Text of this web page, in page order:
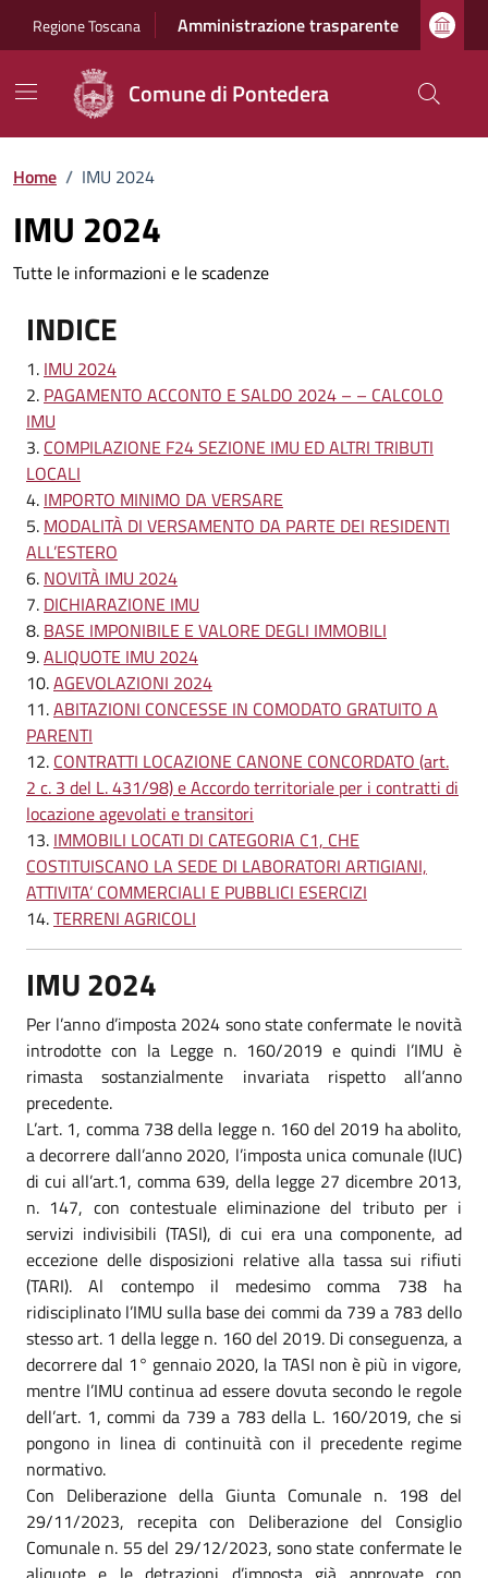
Regione Toscana Amministrazione trasparente
Comune di Pontedera
Home / IMU 2024
IMU 2024
Tutte le informazioni e le scadenze
INDICE
IMU 2024
PAGAMENTO ACCONTO E SALDO 2024 – – CALCOLO
IMU
COMPILAZIONE F24 SEZIONE IMU ED ALTRI TRIBUTI
LOCALI
IMPORTO MINIMO DA VERSARE
MODALITÀ DI VERSAMENTO DA PARTE DEI RESIDENTI
ALL’ESTERO
NOVITÀ IMU 2024
DICHIARAZIONE IMU
BASE IMPONIBILE E VALORE DEGLI IMMOBILI
ALIQUOTE IMU 2024
AGEVOLAZIONI 2024
ABITAZIONI CONCESSE IN COMODATO GRATUITO A
PARENTI
CONTRATTI LOCAZIONE CANONE CONCORDATO (art.
2 c. 3 del L. 431/98) e Accordo territoriale per i contratti di
locazione agevolati e transitori
IMMOBILI LOCATI DI CATEGORIA C1, CHE
COSTITUISCANO LA SEDE DI LABORATORI ARTIGIANI,
ATTIVITA’ COMMERCIALI E PUBBLICI ESERCIZI
TERRENI AGRICOLI
IMU 2024
Per l’anno d’imposta 2024 sono state confermate le novità
introdotte con la Legge n. 160/2019 e quindi l’IMU è
rimasta sostanzialmente invariata rispetto all’anno
precedente.
L’art. 1, comma 738 della legge n. 160 del 2019 ha abolito,
a decorrere dall’anno 2020, l’imposta unica comunale (IUC)
di cui all’art.1, comma 639, della legge 27 dicembre 2013,
n. 147, con contestuale eliminazione del tributo per i
servizi indivisibili (TASI), di cui era una componente, ad
eccezione delle disposizioni relative alla tassa sui rifiuti
(TARI). Al contempo il medesimo comma 738 ha
ridisciplinato l’IMU sulla base dei commi da 739 a 783 dello
stesso art. 1 della legge n. 160 del 2019. Di conseguenza, a
decorrere dal 1° gennaio 2020, la TASI non è più in vigore,
mentre l’IMU continua ad essere dovuta secondo le regole
dell’art. 1, commi da 739 a 783 della L. 160/2019, che si
pongono in linea di continuità con il precedente regime
normativo.
Con Deliberazione della Giunta Comunale n. 198 del
29/11/2023, recepita con Deliberazione del Consiglio
Comunale n. 55 del 29/12/2023, sono state confermate le